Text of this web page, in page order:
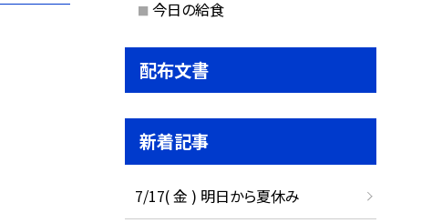
今日の給食
配布文書
新着記事
7/17( 金 ) 明日から夏休み